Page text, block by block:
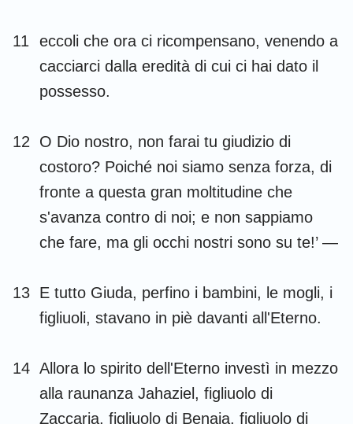
11
eccoli che ora ci ricompensano, venendo a
cacciarci dalla eredità di cui ci hai dato il
possesso.
12
O Dio nostro, non farai tu giudizio di
costoro? Poiché noi siamo senza forza, di
fronte a questa gran moltitudine che
s'avanza contro di noi; e non sappiamo
che fare, ma gli occhi nostri sono su te!’ —
13 E tutto Giuda, perfino i bambini, le mogli, i
figliuoli, stavano in piè davanti all'Eterno.
14 Allora lo spirito dell'Eterno investì in mezzo
alla raunanza Jahaziel, figliuolo di
Zaccaria, figliuolo di Benaia, figliuolo di